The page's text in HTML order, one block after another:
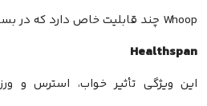
Whoop چند قابلیت خاص دارد که در بسیاری از رقبا دیده نمیشود:
Healthspan
این ویژگی تأثیر خواب، استرس و